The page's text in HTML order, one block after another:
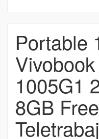
Portable
1005G1
8GB